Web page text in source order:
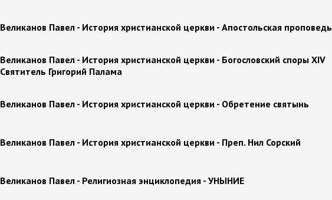
Великанов Павел - История христианской церкви - Апостольская проповедь
Великанов Павел - История христианской церкви - Богословский споры XIV
Святитель Григорий Палама
Великанов Павел - История христианской церкви - Обретение святынь
Великанов Павел - История христианской церкви - Преп. Нил Сорский
Великанов Павел - Религиозная энциклопедия - УНЫНИЕ